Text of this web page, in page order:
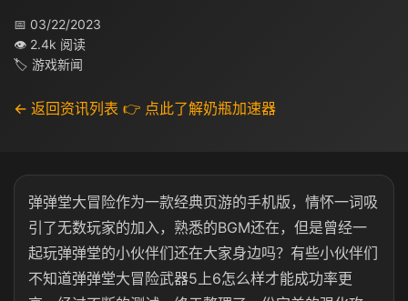
📅 03/22/2023
👁 2.4k 阅读
🏷 游戏新闻
← 返回资讯列表 👉 点此了解奶瓶加速器
弹弹堂大冒险作为一款经典页游的手机版，情怀一词吸
引了无数玩家的加入，熟悉的BGM还在，但是曾经一
起玩弹弹堂的小伙伴们还在大家身边吗？有些小伙伴们
不知道弹弹堂大冒险武器5上6怎么样才能成功率更